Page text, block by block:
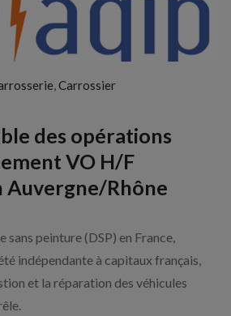
,Carrossier
des opérations
VO H/F
Auvergne/Rhône
sans peinture (DSP) en France,
indépendante à capitaux français,
et la réparation des véhicules